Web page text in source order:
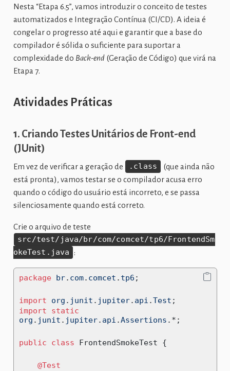
Nesta “Etapa 6.5”, vamos introduzir o conceito de testes
automatizados e Integração Contínua (CI/CD). A ideia é
congelar o progresso até aqui e garantir que a base do
compilador é sólida o suficiente para suportar a
complexidade do Back-end(Geração de Código) que virá na
Etapa 7.
Atividades Práticas
1. Criando Testes Unitários de Front-end
(JUnit)
Em vez de verificar a geração de .class
(que ainda não
está pronta), vamos testar se o compilador acusa erro
quando o código do usuário está incorreto, e se passa
silenciosamente quando está correto.
Crie o arquivo de teste
src/test/java/br/com/comcet/tp6/FrontendSm
okeTest.java
:
package br. com. comcet . tp6 ;
import org . junit . jupiter. api .Test ;
import
static
org . junit . jupiter. api .Assertions .*;
public class FrontendSmokeTest {
@Test